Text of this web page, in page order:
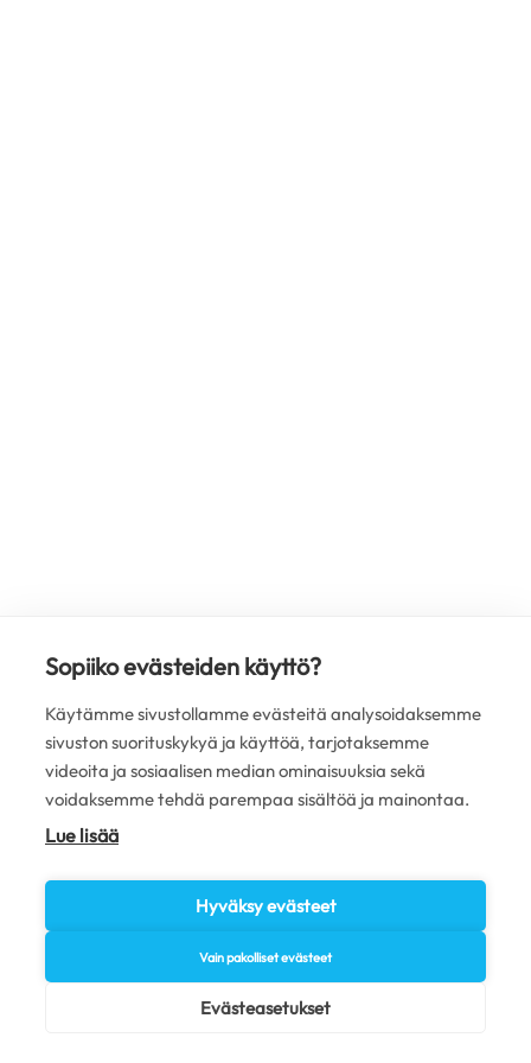
Sopiiko evästeiden käyttö?
Käytämme sivustollamme evästeitä analysoidaksemme
sivuston suorituskykyä ja käyttöä, tarjotaksemme
videoita ja sosiaalisen median ominaisuuksia sekä
voidaksemme tehdä parempaa sisältöä ja mainontaa.
Lue lisää
Hyväksy evästeet
Vain pakolliset evästeet
Evästeasetukset